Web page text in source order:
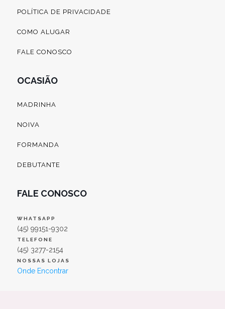
POLÍTICA DE PRIVACIDADE
COMO ALUGAR
FALE CONOSCO
OCASIÃO
MADRINHA
NOIVA
FORMANDA
DEBUTANTE
FALE CONOSCO
WHATSAPP
(45) 99151-9302
TELEFONE
(45) 3277-2154
NOSSAS LOJAS
Onde Encontrar